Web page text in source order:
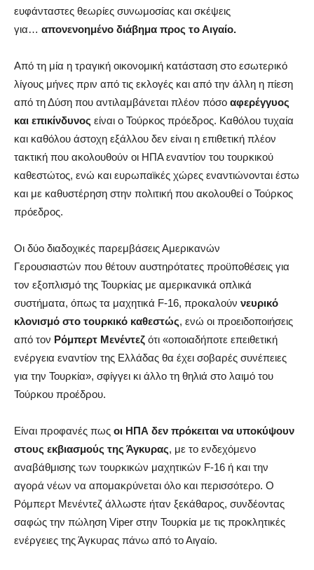
ευφάνταστες θεωρίες συνωμοσίας και σκέψεις
για… απονενοημένο διάβημα προς το Αιγαίο.
Από τη μία η τραγική οικονομική κατάσταση στο εσωτερικό
λίγους μήνες πριν από τις εκλογές και από την άλλη η πίεση
από τη Δύση που αντιλαμβάνεται πλέον πόσο αφερέγγυος
και επικίνδυνος είναι ο Τούρκος πρόεδρος. Καθόλου τυχαία
και καθόλου άστοχη εξάλλου δεν είναι η επιθετική πλέον
τακτική που ακολουθούν οι ΗΠΑ εναντίον του τουρκικού
καθεστώτος, ενώ και ευρωπαϊκές χώρες εναντιώνονται έστω
και με καθυστέρηση στην πολιτική που ακολουθεί ο Τούρκος
πρόεδρος.
Οι δύο διαδοχικές παρεμβάσεις Αμερικανών
Γερουσιαστών που θέτουν αυστηρότατες προϋποθέσεις για
τον εξοπλισμό της Τουρκίας με αμερικανικά οπλικά
συστήματα, όπως τα μαχητικά F-16, προκαλούν νευρικό
κλονισμό στο τουρκικό καθεστώς, ενώ οι προειδοποιήσεις
από τον Ρόμπερτ Μενέντεζ ότι «οποιαδήποτε επειθετική
ενέργεια εναντίον της Ελλάδας θα έχει σοβαρές συνέπειες
για την Τουρκία», σφίγγει κι άλλο τη θηλιά στο λαιμό του
Τούρκου προέδρου.
Είναι προφανές πως οι ΗΠΑ δεν πρόκειται να υποκύψουν
στους εκβιασμούς της Άγκυρας, με το ενδεχόμενο
αναβάθμισης των τουρκικών μαχητικών F-16 ή και την
αγορά νέων να απομακρύνεται όλο και περισσότερο. Ο
Ρόμπερτ Μενέντεζ άλλωστε ήταν ξεκάθαρος, συνδέοντας
σαφώς την πώληση Viper στην Τουρκία με τις προκλητικές
ενέργειες της Άγκυρας πάνω από το Αιγαίο.